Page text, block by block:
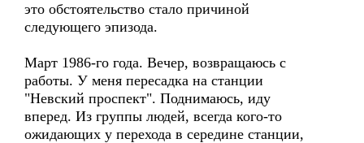
это обстоятельство стало причиной
следующего эпизода.
Март 1986-го года. Вечер, возвращаюсь с
работы. У меня пересадка на станции
"Невский проспект". Поднимаюсь, иду
вперед. Из группы людей, всегда кого-то
ожидающих у перехода в середине станции,